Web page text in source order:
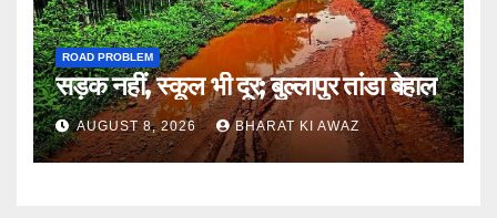
ROAD PROBLEM
सड़क नहीं, स्कूल भी दूर; बुल्लापुर तांडा बेहाल
AUGUST 8, 2026 BHARAT KI AWAZ